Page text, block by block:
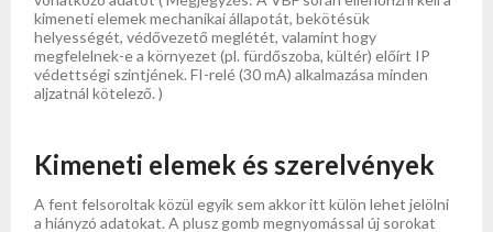
kimeneti elemek mechanikai állapotát, bekötésük
helyességét, védővezető meglétét, valamint hogy
megfelelnek-e a környezet (pl. fürdőszoba, kültér) előírt IP
védettségi szintjének. FI-relé (30 mA) alkalmazása minden
aljzatnál kötelező. )
Kimeneti elemek és szerelvények
A fent felsoroltak közül egyik sem akkor itt külön lehet jelölni
a hiányzó adatokat. A plusz gomb megnyomással új sorokat